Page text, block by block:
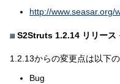
http://www.seasar.org/
S2Struts 1.2.14 リリース
1.2.13からの変更点は以下の
Bug